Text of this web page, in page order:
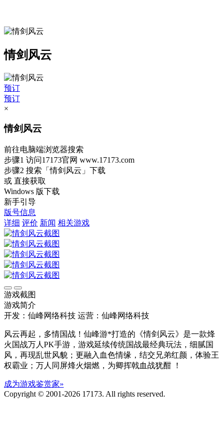
情剑风云
预订
预订
×
情剑风云
前往电脑端浏览器搜索
步骤1 访问17173官网 www.17173.com
步骤2 搜索 「情剑风云」 下载
或 直接获取
Windows 版下载
新手引导
版号信息
详细 评价 新闻 相关游戏
游戏截图
游戏简介
开发：仙峰网络科技 运营：仙峰网络科技
风云再起，多情国战！仙峰游*打造的《情剑风云》是一款烽
火国战万人PK手游，游戏延续传统国战最经典玩法，细腻国
风，再现乱世风貌；更融入血色情缘，结交兄弟红颜，体验王
权霸业；万人同屏烽火烟燃，为卿挥戟血战犹酣 ！
成为游戏鉴赏家»
Copyright © 2001-2026 17173. All rights reserved.